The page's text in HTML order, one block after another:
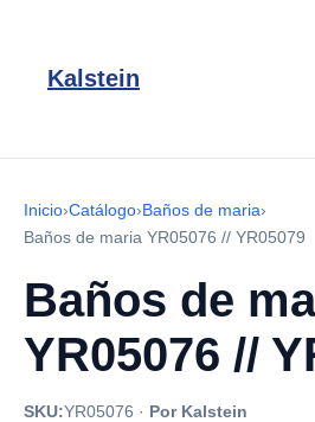
Kalstein
Inicio›Catálogo›Baños de maria›
Baños de maria YR05076 // YR05079
Baños de
YR05076 //
SKU:YR05076 · Por Kalstein